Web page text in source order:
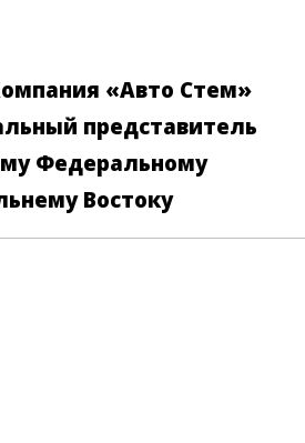
«Авто Стем»
представитель
Федеральному
Востоку